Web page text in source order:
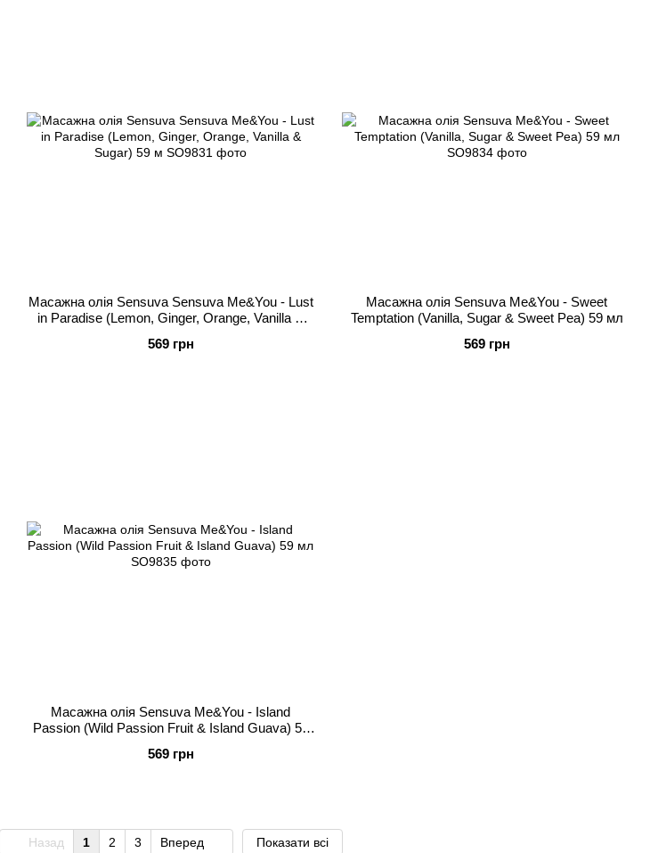
Масажна олія Sensuva Sensuva Me&You - Lust
in Paradise (Lemon, Ginger, Orange, Vanilla &
569 грн
Масажна олія Sensuva Me&You - Sweet
Temptation (Vanilla, Sugar & Sweet Pea) 59 мл
569 грн
Масажна олія Sensuva Me&You - Island
Passion (Wild Passion Fruit & Island Guava) 59
569 грн
Назад 1 2 3 Вперед Показати всі